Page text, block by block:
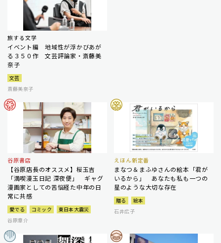
旅する文学
イベント編 地域性が浮かびあが
る３５０作 文芸評論家・斎藤美
奈子
文芸
斎藤美奈子
谷原書店
【谷原店長のオススメ】桜玉吉
「満喫漫玉日記 深夜便」 ギャグ
漫画家としての苦悩経た中年の日
常に共感
愛でる コミック
東日本大震災
谷原章介
えほん新定番
まなつ＆まふゆさんの絵本「君が
いるから」 あなたも私も一つの
星のような大切な存在
贈る
絵本
石井広子